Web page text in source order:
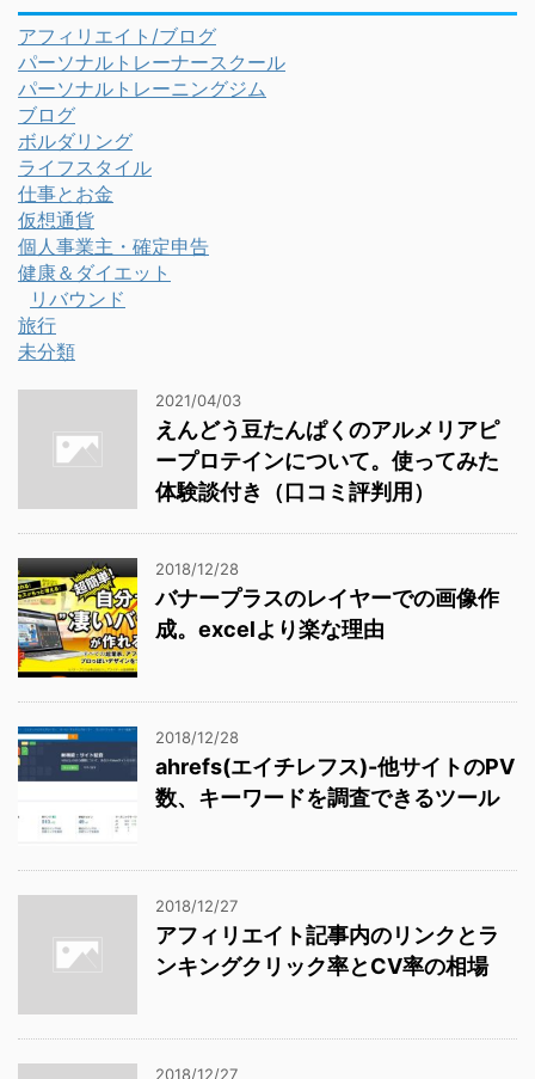
アフィリエイト/ブログ
パーソナルトレーナースクール
パーソナルトレーニングジム
ブログ
ボルダリング
ライフスタイル
仕事とお金
仮想通貨
個人事業主・確定申告
健康＆ダイエット
リバウンド
旅行
未分類
2021/04/03
えんどう豆たんぱくのアルメリアピ
ープロテインについて。使ってみた
体験談付き（口コミ評判用）
2018/12/28
バナープラスのレイヤーでの画像作
成。excelより楽な理由
2018/12/28
ahrefs(エイチレフス)-他サイトのPV
数、キーワードを調査できるツール
2018/12/27
アフィリエイト記事内のリンクとラ
ンキングクリック率とCV率の相場
2018/12/27